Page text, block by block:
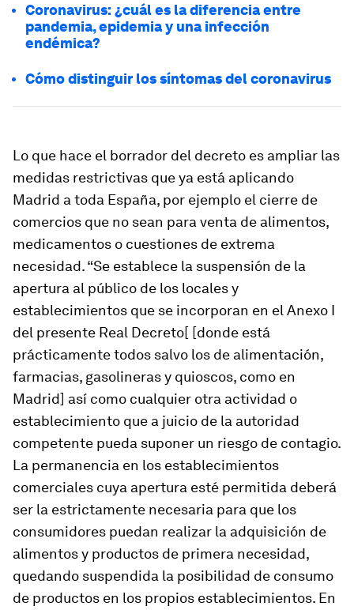
Coronavirus: ¿cuál es la diferencia entre
pandemia, epidemia y una infección
endémica?
Cómo distinguir los síntomas del coronavirus
Lo que hace el borrador del decreto es ampliar las
medidas restrictivas que ya está aplicando
Madrid a toda España, por ejemplo el cierre de
comercios que no sean para venta de alimentos,
medicamentos o cuestiones de extrema
necesidad. “Se establece la suspensión de la
apertura al público de los locales y
establecimientos que se incorporan en el Anexo I
del presente Real Decreto[ [donde está
prácticamente todos salvo los de alimentación,
farmacias, gasolineras y quioscos, como en
Madrid] así como cualquier otra actividad o
establecimiento que a juicio de la autoridad
competente pueda suponer un riesgo de contagio.
La permanencia en los establecimientos
comerciales cuya apertura esté permitida deberá
ser la estrictamente necesaria para que los
consumidores puedan realizar la adquisición de
alimentos y productos de primera necesidad,
quedando suspendida la posibilidad de consumo
de productos en los propios establecimientos. En